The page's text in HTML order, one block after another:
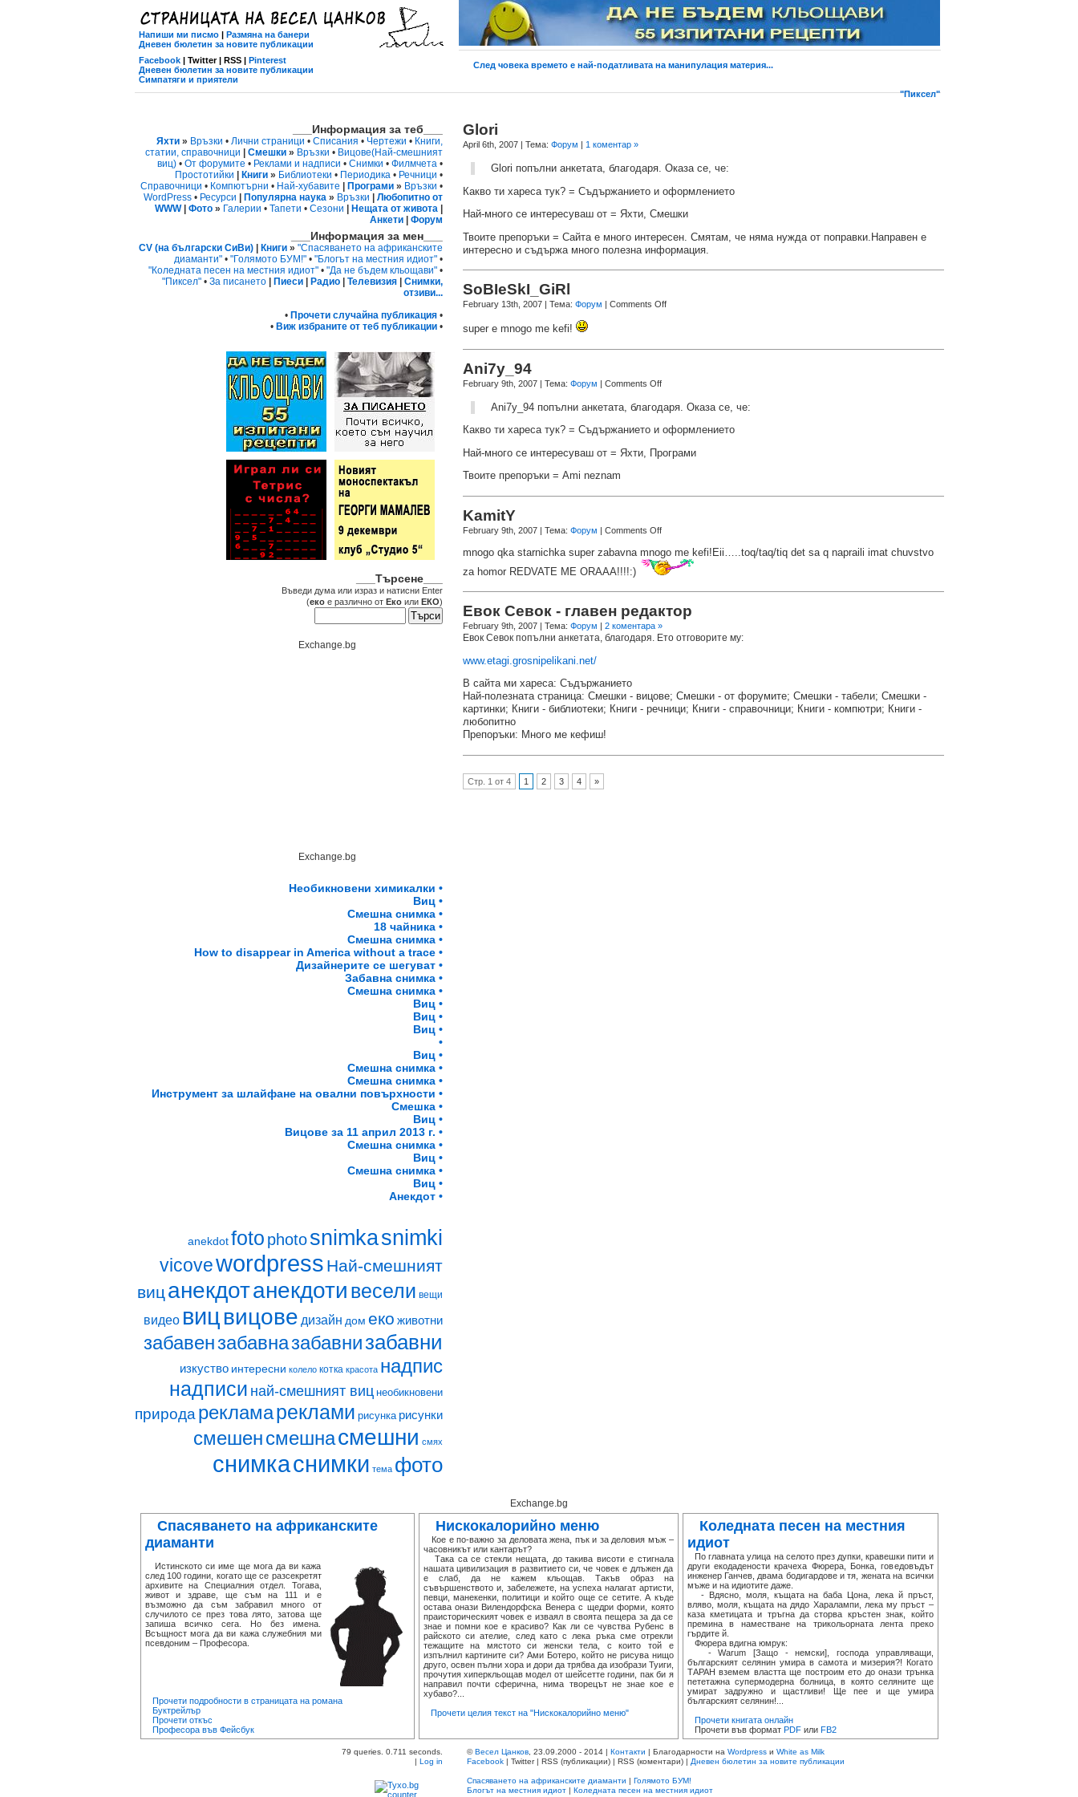
Напиши ми писмо | Размяна на банери
Дневен бюлетин за новите публикации
Facebook | Twitter | RSS | Pinterest
Дневен бюлетин за новите публикации
Симпатяги и приятели
След човека времето е най-податливата на манипулация материя...
"Пиксел"
Glori
April 6th, 2007 | Тема: Форум | 1 коментар »
Glori попълни анкетата, благодаря. Оказа се, че:
Какво ти хареса тук? = Съдържанието и оформлението
Най-много се интересуваш от = Яхти, Смешки
Твоите препоръки = Сайта е много интересен. Смятам, че няма нужда от поправки.Направен е
интересно и съдържа много полезна информация.
SoBIeSkI_GiRl
February 13th, 2007 | Тема: Форум Comments Off
super e mnogo me kefi!
Ani7y_94
February 9th, 2007 | Тема: Форум | Comments Off
Ani7y_94 попълни анкетата, благодаря. Оказа се, че:
Какво ти хареса тук? = Съдържанието и оформлението
Най-много се интересуваш от = Яхти, Програми
Твоите препоръки = Ami neznam
KamitY
February 9th, 2007 | Тема: Форум | Comments Off
mnogo qka starnichka super zabavna mnogo me kefi!Eii…..toq/taq/tiq det sa q napraili imat chuvstvo
za homor REDVATE ME ORAAA!!!!:)
Евок Севок - главен редактор
February 9th, 2007 | Тема: Форум | 2 коментара »
Евок Севок попълни анкетата, благодаря. Ето отговорите му:
www.etagi.grosnipelikani.net/
В сайта ми хареса: Съдържанието
Най-полезната страница: Смешки - вицове; Смешки - от форумите; Смешки - табели; Смешки -
картинки; Книги - библиотеки; Книги - речници; Книги - справочници; Книги - компютри; Книги -
любопитно
Препоръки: Много ме кефиш!
Стр. 1 от 4 1 2 3 4 »
___Информация за теб___
Яхти » Връзки • Лични страници • Списания • Чертежи • Книги,
статии, справочници
Смешки » Връзки • Вицове(Най-смешният
виц) • От форумите • Реклами и надписи • Снимки • Филмчета •
Простотийки
Книги » Библиотеки • Периодика • Речници •
Справочници • Компютърни • Най-хубавите Програми » Връзки •
WordPress • Ресурси Популярна наука » Връзки
Любопитно от
WWW| Фото » Галерии • Тапети • Сезони Нещата от живота
Анкети
Форум
___Информация за мен___
CV (на български СиВи) Книги » "Спасяването на африканските
диаманти" • "Голямото БУМ!" • "Блогът на местния идиот" •
"Коледната песен на местния идиот" • "Да не бъдем кльощави" •
"Пиксел" • За писането Пиеси Радио Телевизия
Снимки,
отзиви...
• Прочети случайна публикация •
• Виж избраните от теб публикации •
___Търсене___
Въведи дума или израз и натисни Enter
(еко е различно от Еко или ЕКО)
Exchange.bg
Exchange.bg
Необикновени химикалки •
Виц •
Смешна снимка •
18 чайника •
Смешна снимка •
How to disappear in America without a trace •
Дизайнерите се шегуват •
Забавна снимка •
Смешна снимка •
Виц •
Виц •
Виц •
•
Виц •
Смешна снимка •
Смешна снимка •
Инструмент за шлайфане на овални повърхности •
Смешка •
Виц •
Вицове за 11 април 2013 г. •
Смешна снимка •
Виц •
Смешна снимка •
Виц •
Анекдот •
anekdotfoto photosnimkasnimki
vicovewordpress Най-смешният
вицанекдотанекдоти весели вещи
видео вицвицове дизайн дом еко животни
забавензабавназабавнизабавни
изкуство интересни колело котка красота надпис
надписи най-смешният виц необикновени
природа рекламареклами рисунка рисунки
смешенсмешнасмешни смях
снимкаснимки тема фото
Exchange.bg
Спасяването на африканските
диаманти
Истинското си име ще мога да ви кажа
след 100 години, когато ще се разсекретят
архивите на Специалния отдел. Тогава,
живот и здраве, ще съм на 111 и е
възможно да съм забравил много от
случилото се през това лято, затова ще
запиша всичко сега. Но без имена.
Всъщност мога да ви кажа служебния ми
псевдоним – Професора.
Прочети подробности в страницата на романа
Буктрейлър
Прочети откъс
Професора във Фейсбук
Нискокалорийно меню
Кое е по-важно за деловата жена, пък и за деловия мъж –
часовникът или кантарът?
Така са се стекли нещата, до такива висоти е стигнала
нашата цивилизация в развитието си, че човек е длъжен да
е слаб, да не кажем кльощав. Такъв образ на
съвършенството и, забележете, на успеха налагат артисти,
певци, манекенки, политици и който още се сетите. А къде
остава онази Вилендорфска Венера с щедри форми, която
праисторическият човек е изваял в своята пещера за да се
знае и помни кое е красиво? Как ли се чувства Рубенс в
райското си ателие, след като с лека ръка сме отрекли
тежащите на мястото си женски тела, с които той е
изпълнил картините си? Ами Ботеро, който не рисува нищо
друго, освен пълни хора и дори да трябва да изобрази Туиги,
прочутия хиперкльощав модел от шейсетте години, пак би я
направил почти сферична, нима творецът не знае кое е
хубаво?...
Прочети целия текст на "Нискокалорийно меню"
Коледната песен на местния
идиот
По главната улица на селото през дупки, кравешки пити и
други екодадености крачеха Фюрера, Бонка, говедовъдът
инженер Ганчев, двама бодигардове и тя, жената на всички
мъже и на идиотите даже.
- Вдясно, моля, къщата на баба Цона, лека й пръст,
вляво, моля, къщата на дядо Харалампи, лека му пръст –
каза кметицата и тръгна да сторва кръстен знак, който
премина в наместване на трикольорната лента преко
гърдите й.
Фюрера вдигна юмрук:
- Warum [Защо - немски], господа управляващи,
българският селянин умира в самота и мизерия?! Когато
ТАРАН вземем властта ще построим ето до онази трънка
пететажна супермодерна болница, в която селяните ще
умират задружно и щастливи! Ще пее и ще умира
българският селянин!...
Прочети книгата онлайн
Прочети във формат PDFили FB2
79 queries. 0.711 seconds.
| Log in
©Весел Цанков , 23.09.2000 - 2014 | Контакти | Благодарности на Wordpress и White as Milk
Facebook | Twitter | RSS (публикации) | RSS (коментари) | Дневен бюлетин за новите публикации
Спасяването на африканските диаманти | Голямото БУМ!
Блогът на местния идиот | Коледната песен на местния идиот